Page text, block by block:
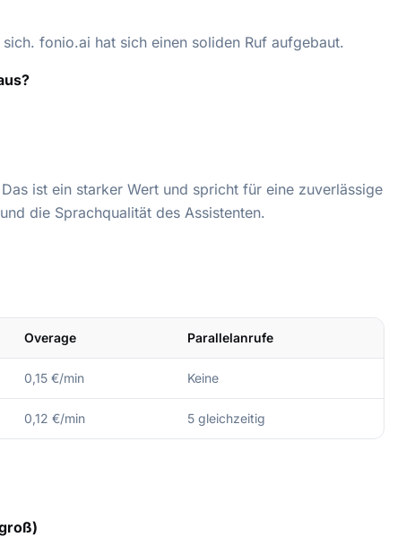
fonio.ai hat sich einen soliden Ruf aufgebaut.
ist ein starker Wert und spricht für eine zuverlässige
die Sprachqualität des Assistenten.
Overage Parallelanrufe
0,15 €/min Keine
0,12 €/min 5 gleichzeitig